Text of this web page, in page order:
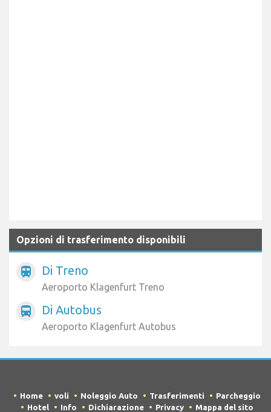
Opzioni di trasferimento disponibili
train Di Treno
Aeroporto Klagenfurt Treno
directions_bus Di Autobus
Aeroporto Klagenfurt Autobus
Home voli Noleggio Auto Trasferimenti
Parcheggio
Hotel
Info Dichiarazione Privacy Mappa del sito